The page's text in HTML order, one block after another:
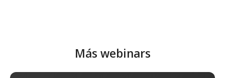
Más webinars